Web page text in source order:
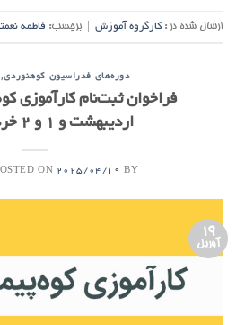
ارسال شده در : کارگروه آموزش برچسب: فاطمه
دوره‌های فدراسیون کوهنوردی,
اردیبهشت و ۱ و ۲ خرداد ۱۴۰۴
ON 2025/04/19 BY
19
آوریل